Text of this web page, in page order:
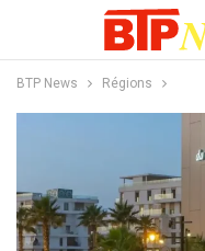
BTP News Régions